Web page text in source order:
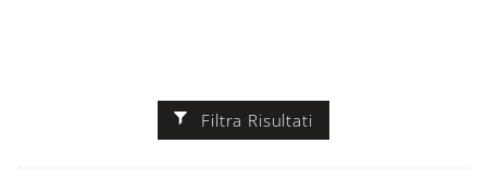
Filtra Risultati